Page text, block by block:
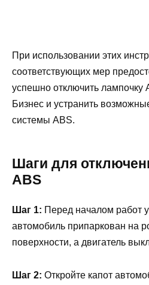
При использовании этих
соответствующих мер
успешно отключить лампочку
Бизнес и устранить
системы ABS.
Шаги для
ABS
Шаг 1: Перед началом работ
автомобиль припаркован на
поверхности, а двигатель
Шаг 2: Откройте капот